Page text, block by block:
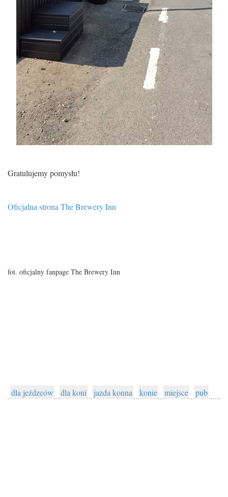
Gratulujemy pomysłu!
Oficjalna strona The Brewery Inn
fot. oficjalny fanpage The Brewery Inn
dla jeźdzców dla koni jazda konna konie miejsce pub